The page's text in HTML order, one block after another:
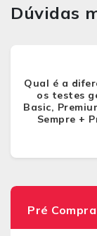
Dúvidas
Qual é a
os testes
Basic,
Sempre +
Pré Compra